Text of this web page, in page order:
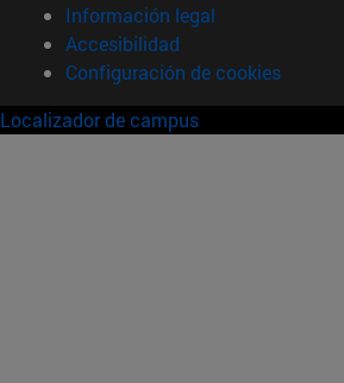
Información legal
Accesibilidad
Configuración de cookies
Localizador de campus